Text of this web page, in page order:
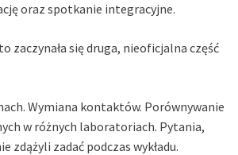
oraz spotkanie integracyjne.
zaczynała się druga, nieoficjalna część
Wymiana kontaktów. Porównywanie
w różnych laboratoriach. Pytania,
zdążyli zadać podczas wykładu.